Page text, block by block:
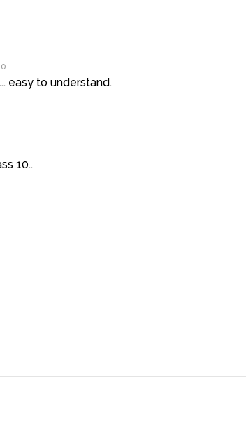
easy to understand.
10..